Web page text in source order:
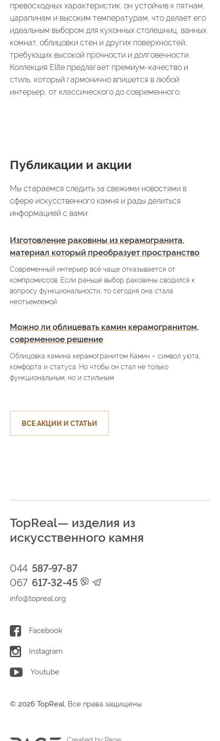
превосходных характеристик: он устойчив к пятнам,
царапинам и высоким температурам, что делает его
идеальным выбором для кухонных столешниц, ванных
комнат, облицовки стен и других поверхностей,
требующих высокой прочности и долговечности.
Коллекция Elite предлагает премиум-качество и
стиль, который гармонично впишется в любой
интерьер, от классического до современного.
Публикации и акции
Мы стараемся следить за свежими новостями в
сфере искусственного камня и рады делиться
информацией с вами
Изготовление раковины из керамогранита,
материал который преобразует пространство
Современный интерьер всё чаще отказывается от
компромиссов. Если раньше выбор раковины сводился к
вопросу функциональности, то сегодня она стала
неотъемлемой
Можно ли облицевать камин керамогранитом,
современное решение
Облицовка камина керамогранитом Камин – символ уюта,
комфорта и статуса. Но чтобы он стал не только
функциональным, но и стильным
ВСЕ АКЦИИ И СТАТЬИ
TopReal— изделия из
искусственного камня
044 587-97-87
067 617-32-45
info@topreal.org
Facebook
Instagram
Youtube
© 2026 TopReal. Все права защищены